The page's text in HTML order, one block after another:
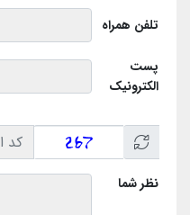
تلفن همراه
پست
الکترونیک
نظر شما